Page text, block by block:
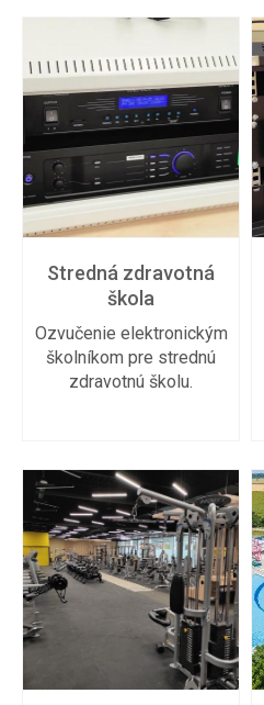
Stredná zdravotná
škola
Ozvučenie elektronickým
školníkom pre strednú
zdravotnú školu.